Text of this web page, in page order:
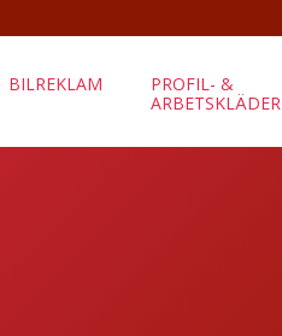
BILREKLAM
PROFIL- &
ARBETSKLÄDER